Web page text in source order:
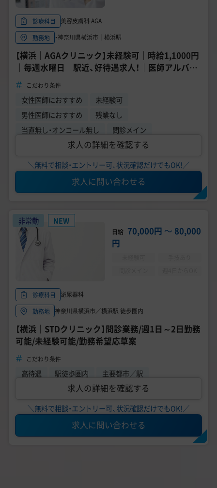
診療科目
美容皮膚科 AGA
勤務地
・神奈川県横浜市｜横浜駅
【横浜｜AGAクリニック】未経験可｜時給1,1000円
｜毎週水曜日｜駅近、好待遇求人！｜医師アルバイ
トで高年収♪
こだわり条件
女性医師におすすめ
未経験可
男性医師におすすめ
残業なし
当直無し・オンコール無し
問診メイン
求人の詳細を確認する
＼無料で相談・エントリー可、状況確認だけでもOK!／
求人に問い合わせる
非常勤 NEW
日給 70,000円 〜 80,000
円
診療科目
泌尿器科
勤務地 神奈川県横浜市／横浜駅 徒歩圏内
【横浜｜STDクリニック】問診業務/週1日～2日勤務
可能/未経験可能/勤務希望応草案
こだわり条件
高待遇 駅徒歩圏内 主要都市／駅
求人の詳細を確認する
＼無料で相談・エントリー可、状況確認だけでもOK!／
求人に問い合わせる